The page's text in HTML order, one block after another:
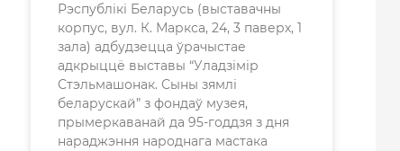
Рэспублікі Беларусь (выставачны
корпус, вул. К. Маркса, 24, 3 паверх, 1
зала) адбудзецца ўрачыстае
адкрыццё выставы “Уладзімір
Стэльмашонак. Сыны зямлі
беларускай” з фондаў музея,
прымеркаванай да 95-годдзя з дня
нараджэння народнага мастака